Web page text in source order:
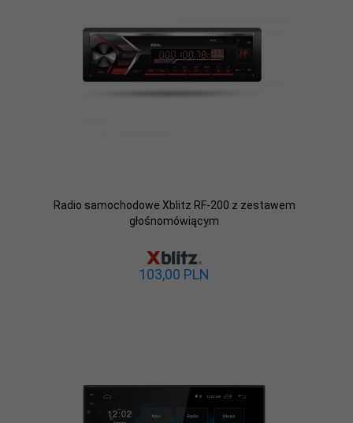
Radio samochodowe Xblitz RF-200 z zestawem
głośnomówiącym
103,00 PLN